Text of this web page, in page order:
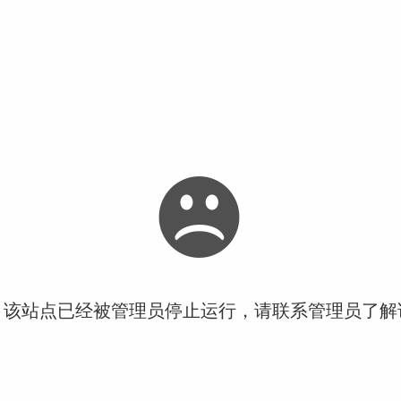
站点已经被管理员停止运行，请联系管理员了